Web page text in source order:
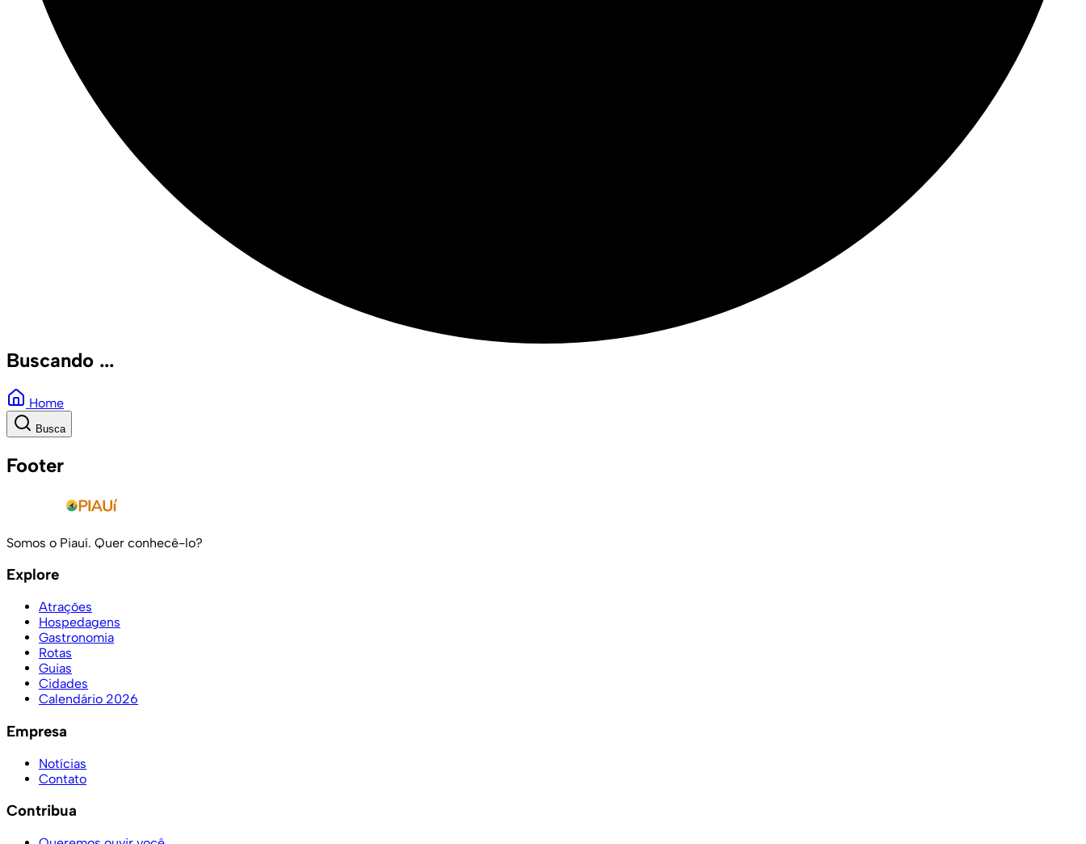
Buscando ...
Home
Busca
Footer
Somos o Piauí. Quer conhecê-lo?
Explore
Atrações
Hospedagens
Gastronomia
Rotas
Guias
Cidades
Calendário 2026
Empresa
Notícias
Contato
Contribua